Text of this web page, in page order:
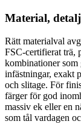
Material,
Rätt materialval
FSC-certifierat trä,
kombinationer som
infästningar, exakt
och slitage. För
färger för god
massiv ek eller en
som tål vardagen